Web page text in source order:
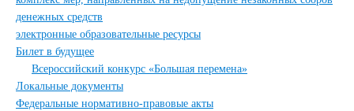
денежных средств
электронные образовательные ресурсы
Билет в будущее
Всероссийский конкурс «Большая перемена»
Локальные документы
Федеральные нормативно-правовые акты